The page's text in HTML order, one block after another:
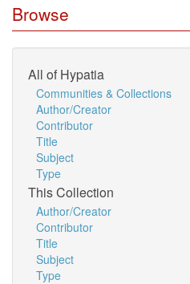
Browse
All of Hypatia
Communities & Collections
Author/Creator
Contributor
Title
Subject
Type
This Collection
Author/Creator
Contributor
Title
Subject
Type